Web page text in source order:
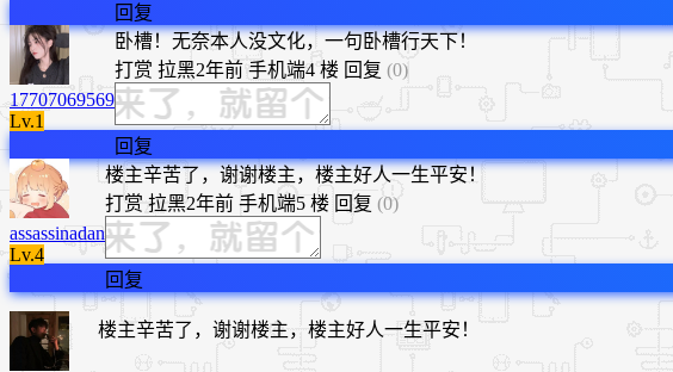
回复
17707069569
Lv.1
卧槽！无奈本人没文化，一句卧槽行天下！
打赏 拉黑2年前 手机端4 楼 回复 (0)
回复
assassinadan
Lv.4
​楼主辛苦了，谢谢楼主，楼主好人一生平安！
打赏 拉黑2年前 手机端5 楼 回复 (0)
回复
楼主辛苦了，谢谢楼主，楼主好人一生平安！